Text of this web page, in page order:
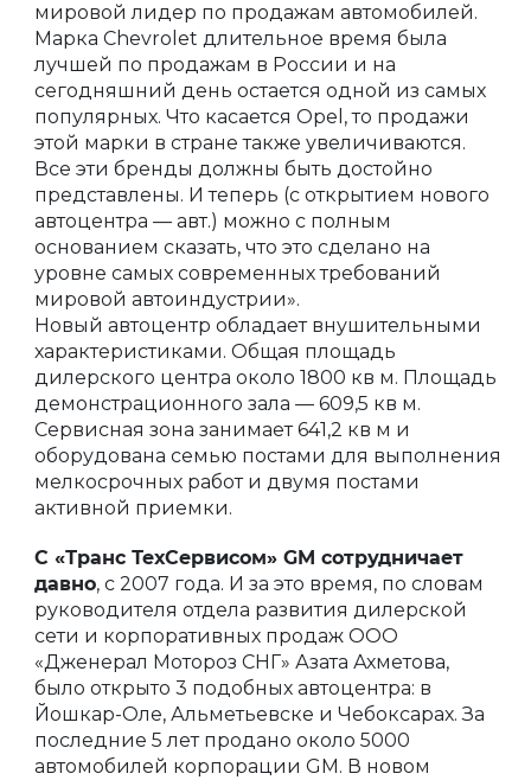
мировой лидер по продажам автомобилей.
Марка Chevrolet длительное время была
лучшей по продажам в России и на
сегодняшний день остается одной из самых
популярных. Что касается Opel, то продажи
этой марки в стране также увеличиваются.
Все эти бренды должны быть достойно
представлены. И теперь (с открытием нового
автоцентра — авт.) можно с полным
основанием сказать, что это сделано на
уровне самых современных требований
мировой автоиндустрии».
Новый автоцентр обладает внушительными
характеристиками. Общая площадь
дилерского центра около 1800 кв м. Площадь
демонстрационного зала — 609,5 кв м.
Сервисная зона занимает 641,2 кв м и
оборудована семью постами для выполнения
мелкосрочных работ и двумя постами
активной приемки.
С «Транс ТехСервисом» GM сотрудничает
давно, с 2007 года. И за это время, по словам
руководителя отдела развития дилерской
сети и корпоративных продаж ООО
«Дженерал Мотороз СНГ» Азата Ахметова,
было открыто 3 подобных автоцентра: в
Йошкар-Оле, Альметьевске и Чебоксарах. За
последние 5 лет продано около 5000
автомобилей корпорации GM. В новом